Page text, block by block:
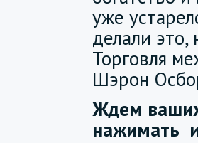
уже
делали это,
Торговля
Шэрон
Ждем
нажимать